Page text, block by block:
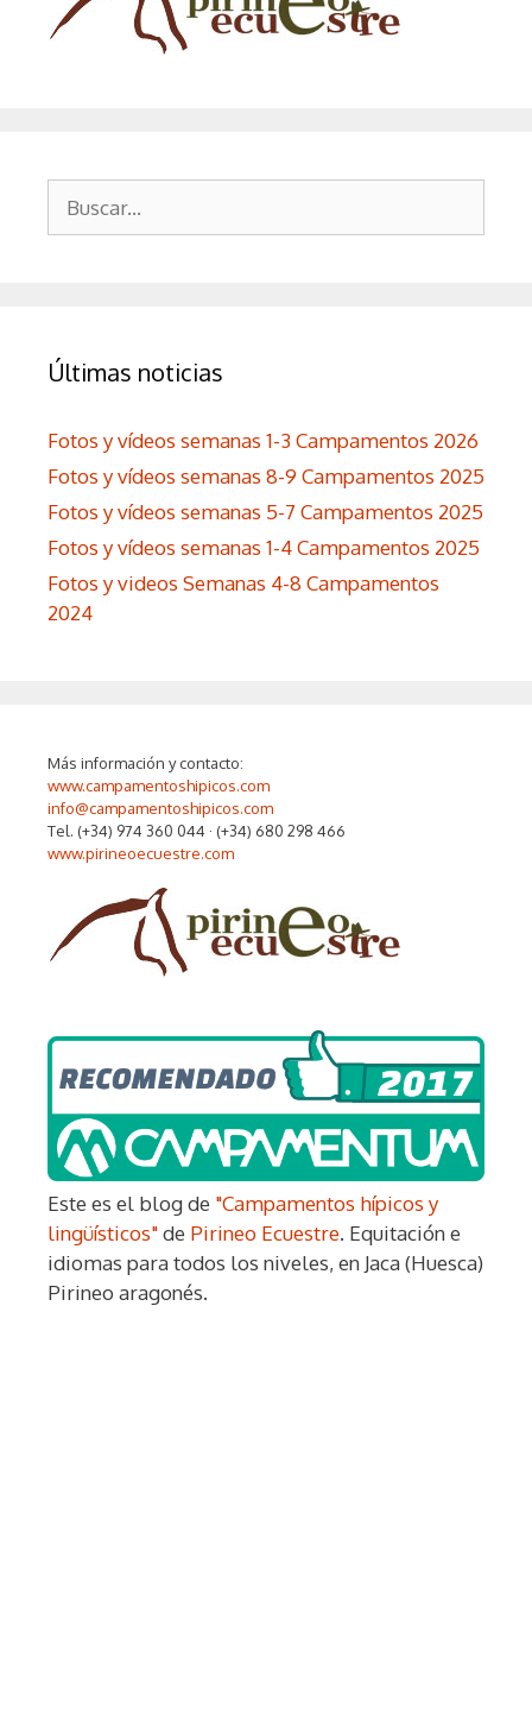
Últimas noticias
Fotos y vídeos semanas 1-3 Campamentos 2026
Fotos y vídeos semanas 8-9 Campamentos 2025
Fotos y vídeos semanas 5-7 Campamentos 2025
Fotos y vídeos semanas 1-4 Campamentos 2025
Fotos y videos Semanas 4-8 Campamentos
2024
Más información y contacto:
www.campamentoshipicos.com
info@campamentoshipicos.com
Tel. (+34) 974 360 044 · (+34) 680 298 466
www.pirineoecuestre.com
Este es el blog de "Campamentos hípicos y
lingüísticos"de Pirineo Ecuestre. Equitación e
idiomas para todos los niveles, en Jaca (Huesca)
Pirineo aragonés.